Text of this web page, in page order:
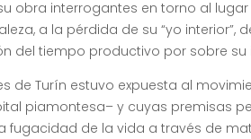
obra interrogantes en torno al
a la pérdida de su “yo interior”,
del tiempo productivo por sobre su
de Turín estuvo expuesta al
piamontesa– y cuyas premisas
de la vida a través de